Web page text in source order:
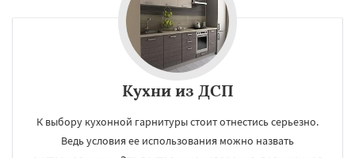
Работаем по
регионам
Кухни из ДСП
К выбору кухонной гарнитуры стоит отнестись серьезно.
Ведь условия ее использования можно назвать
УЗНАТЬ ПОДРОБНЕЕ